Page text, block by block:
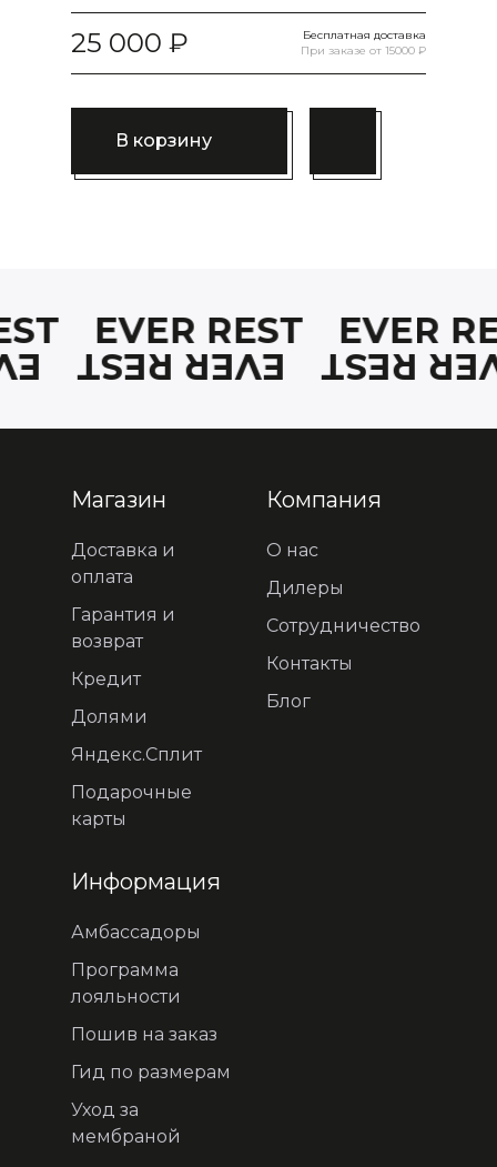
25 000
Бесплатная доставка
При заказе от 15000 ₽
В корзину
EVER REST
EVER
EVER REST EVER
Магазин
Доставка и
оплата
Гарантия и
возврат
Кредит
Долями
Яндекс.Сплит
Подарочные
карты
Компания
О нас
Дилеры
Сотрудничество
Контакты
Блог
Информация
Амбассадоры
Программа
лояльности
Пошив на заказ
Гид по размерам
Уход за
мембраной